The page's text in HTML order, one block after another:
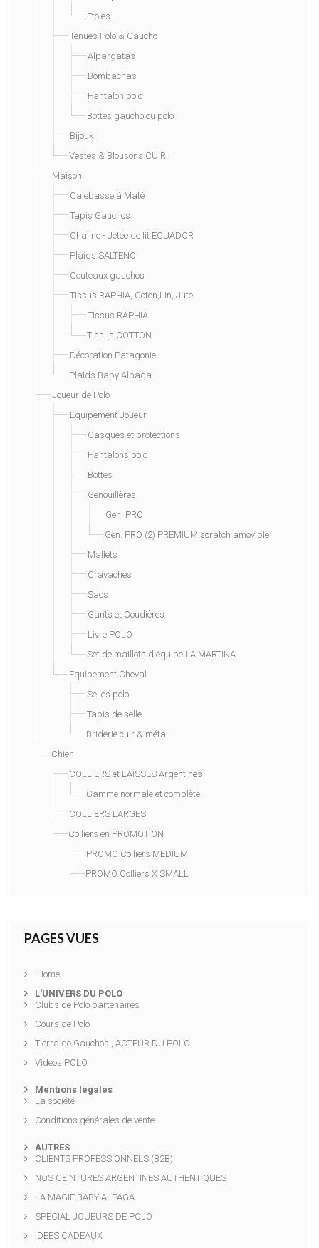
Etoles .
Tenues Polo & Gaucho
Alpargatas
Bombachas
Pantalon polo
Bottes gaucho ou polo
Bijoux
Vestes & Blousons CUIR.
Maison
Calebasse à Maté
Tapis Gauchos
Chaline - Jetée de lit ECUADOR
Plaids SALTENO
Couteaux gauchos
Tissus RAPHIA, Coton,Lin, Jute
Tissus RAPHIA
Tissus COTTON
Décoration Patagonie
Plaids Baby Alpaga
Joueur de Polo
Equipement Joueur
Casques et protections
Pantalons polo
Bottes
Genouillères
Gen. PRO
Gen. PRO (2) PREMIUM scratch amovible
Mallets
Cravaches
Sacs
Gants et Coudières
Livre POLO
Set de maillots d'équipe LA MARTINA
Equipement Cheval
Selles polo
Tapis de selle
Briderie cuir & métal
Chien
COLLIERS et LAISSES Argentines
Gamme normale et complète
COLLIERS LARGES
Colliers en PROMOTION
PROMO Colliers MEDIUM
PROMO Colliers X SMALL
PAGES VUES
Home
L'UNIVERS DU POLO
Clubs de Polo partenaires
Cours de Polo
Tierra de Gauchos , ACTEUR DU POLO
Vidéos POLO
Mentions légales
La société
Conditions générales de vente
AUTRES
CLIENTS PROFESSIONNELS (B2B)
NOS CEINTURES ARGENTINES AUTHENTIQUES
LA MAGIE BABY ALPAGA
SPECIAL JOUEURS DE POLO
IDEES CADEAUX